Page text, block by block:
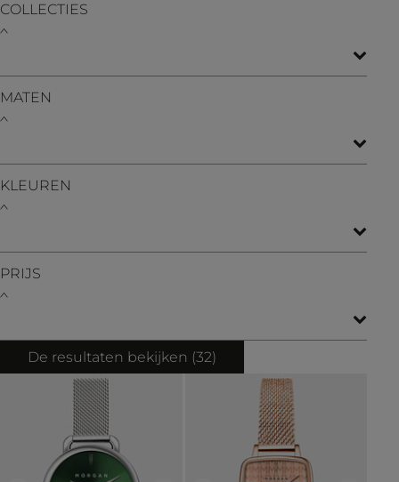
COLLECTIES
MATEN
KLEUREN
PRIJS
De resultaten bekijken (32)